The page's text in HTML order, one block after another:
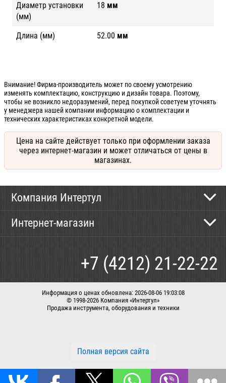
Диаметр установки
(мм)
18 мм
Длина (мм) 52.00 мм
Внимание! Фирма-производитель может по своему усмотрению
изменять комплектацию, конструкцию и дизайн товара. Поэтому,
чтобы не возникло недоразумений, перед покупкой советуем уточнять
у менеджера нашей компании информацию о комплектации и
технических характеристиках конкретной модели.
Цена на сайте действует только при оформлении заказа
через интернет-магазин и может отличаться от цены в
магазинах.
Компания Интертул
Новости
Интернет-магазин
Доставка
+7 (4212) 21-22-22
Информация о ценах обновлена: 2026-08-06 19:03:08
© 1998-2026 Компания «Интертул»
Продажа инструмента, оборудования и техники
Полная версия сайта